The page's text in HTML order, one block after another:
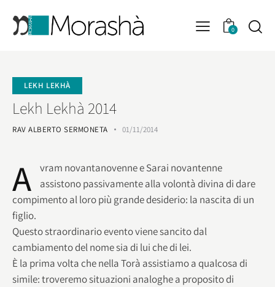
0
LEKH LEKHÀ
Lekh Lekhà 2014
RAV ALBERTO SERMONETA 01/11/2014
A
vram novantanovenne e Sarai novantenne
assistono passivamente alla volontà divina di dare
compimento al loro più grande desiderio: la nascita di un
figlio.
Questo straordinario evento viene sancito dal
cambiamento del nome sia di lui che di lei.
È la prima volta che nella Torà assistiamo a qualcosa di
simile: troveremo situazioni analoghe a proposito di